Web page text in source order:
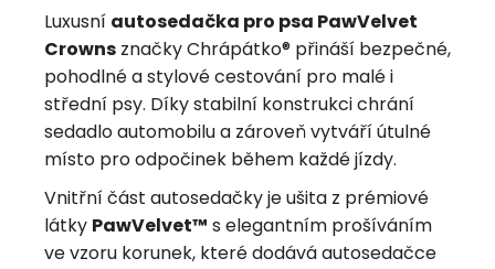
Luxusní autosedačka pro psa PawVelvet
Crowns značky Chrápátko® přináší bezpečné,
pohodlné a stylové cestování pro malé i
střední psy. Díky stabilní konstrukci chrání
sedadlo automobilu a zároveň vytváří útulné
místo pro odpočinek během každé jízdy.
Vnitřní část autosedačky je ušita z prémiové
látky PawVelvet™ s elegantním prošíváním
ve vzoru korunek, které dodává autosedačce